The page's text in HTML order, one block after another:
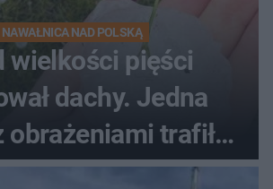
NAWAŁNICA NAD POLSKĄ
wielkości pięści
dachy. Jedna
obrażeniami trafiła
do szpitala